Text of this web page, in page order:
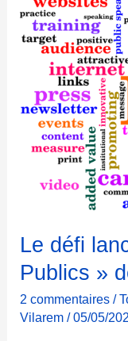
:
o
e
e
d
e
c
a
Le défi
Publics »
2 commentaires /
Vilarem/05/05/